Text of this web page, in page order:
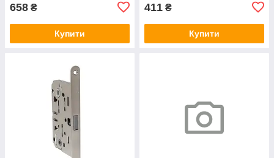
658 ₴
Купити
411 ₴
Купити